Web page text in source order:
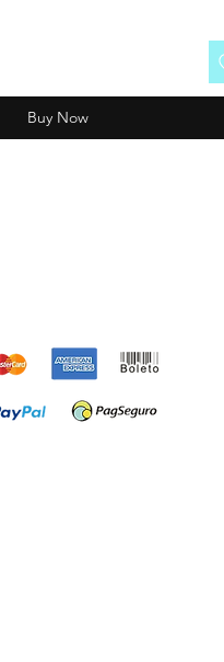
Buy Now